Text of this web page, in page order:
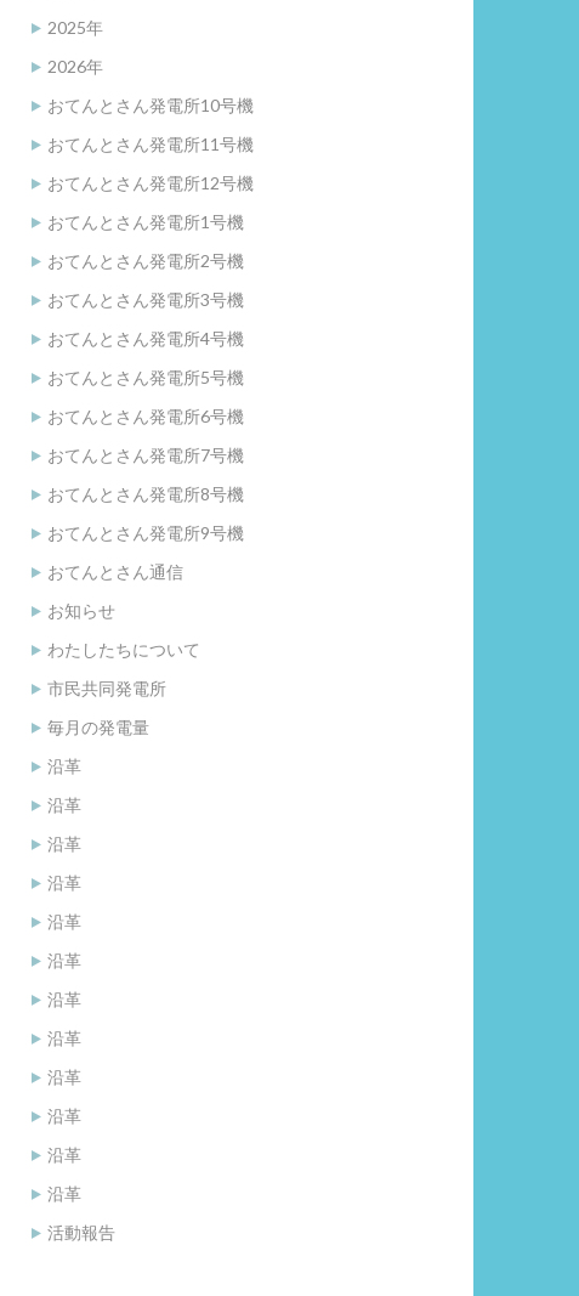
2025年
2026年
おてんとさん発電所10号機
おてんとさん発電所11号機
おてんとさん発電所12号機
おてんとさん発電所1号機
おてんとさん発電所2号機
おてんとさん発電所3号機
おてんとさん発電所4号機
おてんとさん発電所5号機
おてんとさん発電所6号機
おてんとさん発電所7号機
おてんとさん発電所8号機
おてんとさん発電所9号機
おてんとさん通信
お知らせ
わたしたちについて
市民共同発電所
毎月の発電量
沿革
沿革
沿革
沿革
沿革
沿革
沿革
沿革
沿革
沿革
沿革
沿革
活動報告